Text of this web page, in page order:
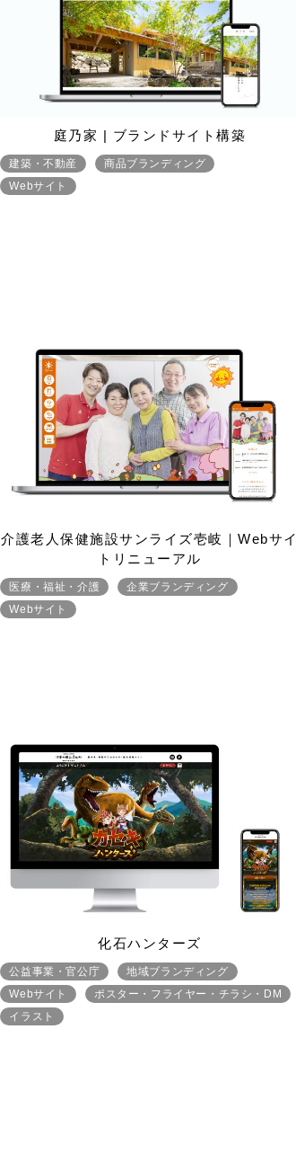
庭乃家 | ブランドサイト構築
建築・不動産
商品ブランディング
Webサイト
介護老人保健施設サンライズ壱岐｜Webサイ
トリニューアル
医療・福祉・介護
企業ブランディング
Webサイト
化石ハンターズ
公益事業・官公庁
地域ブランディング
Webサイト
ポスター・フライヤー・チラシ・DM
イラスト